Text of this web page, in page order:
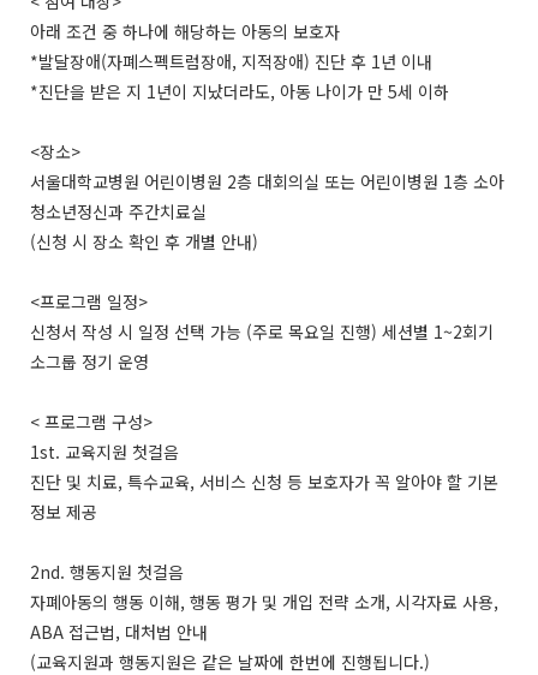
아래 조건 중 하나에 해당하는 아동의 보호자
*발달장애(자폐스펙트럼장애, 지적장애) 진단 후 1년 이내
*진단을 받은 지 1년이 지났더라도, 아동 나이가 만 5세 이하
<장소>
서울대학교병원 어린이병원 2층 대회의실 또는 어린이병원 1층 소아
청소년정신과 주간치료실
(신청 시 장소 확인 후 개별 안내)
<프로그램 일정>
신청서 작성 시 일정 선택 가능 (주로 목요일 진행) 세션별 1~2회기
소그룹 정기 운영
< 프로그램 구성>
1st. 교육지원 첫걸음
진단 및 치료, 특수교육, 서비스 신청 등 보호자가 꼭 알아야 할 기본
정보 제공
2nd. 행동지원 첫걸음
자폐아동의 행동 이해, 행동 평가 및 개입 전략 소개, 시각자료 사용,
ABA 접근법, 대처법 안내
(교육지원과 행동지원은 같은 날짜에 한번에 진행됩니다.)